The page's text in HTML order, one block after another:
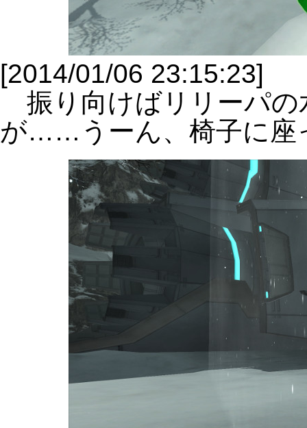
[2014/01/06 23:15:23]
振り向けばリリーパの
が……うーん、椅子に座